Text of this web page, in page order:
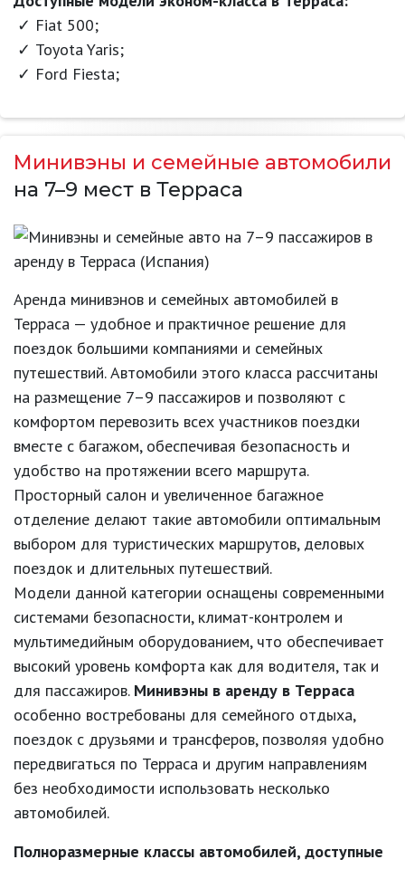
Fiat 500;
Toyota Yaris;
Ford Fiesta;
Минивэны и семейные автомобили
на 7–9 мест в Терраса
Аренда минивэнов и семейных автомобилей в
Терраса — удобное и практичное решение для
поездок большими компаниями и семейных
путешествий. Автомобили этого класса рассчитаны
на размещение 7–9 пассажиров и позволяют с
комфортом перевозить всех участников поездки
вместе с багажом, обеспечивая безопасность и
удобство на протяжении всего маршрута.
Просторный салон и увеличенное багажное
отделение делают такие автомобили оптимальным
выбором для туристических маршрутов, деловых
поездок и длительных путешествий.
Модели данной категории оснащены современными
системами безопасности, климат-контролем и
мультимедийным оборудованием, что обеспечивает
высокий уровень комфорта как для водителя, так и
для пассажиров. Минивэны в аренду в Терраса
особенно востребованы для семейного отдыха,
поездок с друзьями и трансферов, позволяя удобно
передвигаться по Терраса и другим направлениям
без необходимости использовать несколько
автомобилей.
Полноразмерные классы автомобилей, доступные